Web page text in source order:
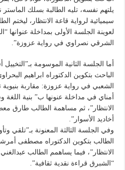
يلتهم نفسه، تليه الطالبة بسلك الماستر
سيميائية لرواية قاعة الانتظار، ليختم
لعوينة الجلسة الأولى بمداخلة عنوانها
الشرقي نصراوي في رواية عزوزة”.
أما الجلسة الثانية الموسومة بـ”التخييل
الباحث بتكوين الدكتوراه ابراهيم
الشعبي في رواية عزوزة: مقاربة بنيوية
أمناي في مداخلة عنونها ب” بنية
الانتظار”، ثم مساهمة الطالب طارق
أخاديد الأسوار”.
وفي الجلسة الثالثة المعنونة بـ”تلقي
الطالب بتكوين الدكتوراه مصطفى
الانتظار”، فيما يساهمم الطالب
“الشبرق قراءة نقدية ثقافية”.